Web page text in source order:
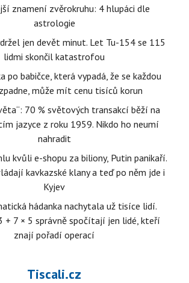
znamení zvěrokruhu: 4 hlupáci dle
astrologie
jen devět minut. Let Tu-154 se 115
lidmi skončil katastrofou
po babičce, která vypadá, že se každou
může mít cenu tisíců korun
70 % světových transakcí běží na
jazyce z roku 1959. Nikdo ho neumí
nahradit
kvůli e-shopu za biliony, Putin panikaří.
kavkazské klany a teď po něm jde i
Kyjev
hádanka nachytala už tisíce lidí.
+ 7 × 5 správně spočítají jen lidé, kteří
znají pořadí operací
Tiscali.cz